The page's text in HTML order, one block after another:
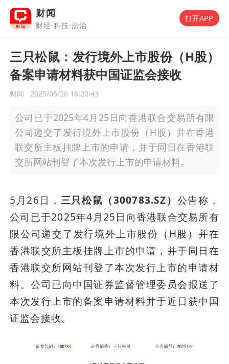
财闻
财经·科技·法治
打开APP
三只松鼠：发行境外上市股份（H股）
备案申请材料获中国证监会接收
财闻 2025/05/26 16:20:43
公司已于2025年4月25日向香港联合交易所有限
公司递交了发行境外上市股份（H股）并在香港
联交所主板挂牌上市的申请，并于同日在香港联
交所网站刊登了本次发行上市的申请材料。
5月26日， 三只松鼠（300783.SZ） 公告称，
公司已于2025年4月25日向香港联合交易所有
限公司递交了发行境外上市股份（H股）并在
香港联交所主板挂牌上市的申请，并于同日在
香港联交所网站刊登了本次发行上市的申请材
料。公司已向中国证券监督管理委员会报送了
本次发行上市的备案申请材料并于近日获中国
证监会接收。